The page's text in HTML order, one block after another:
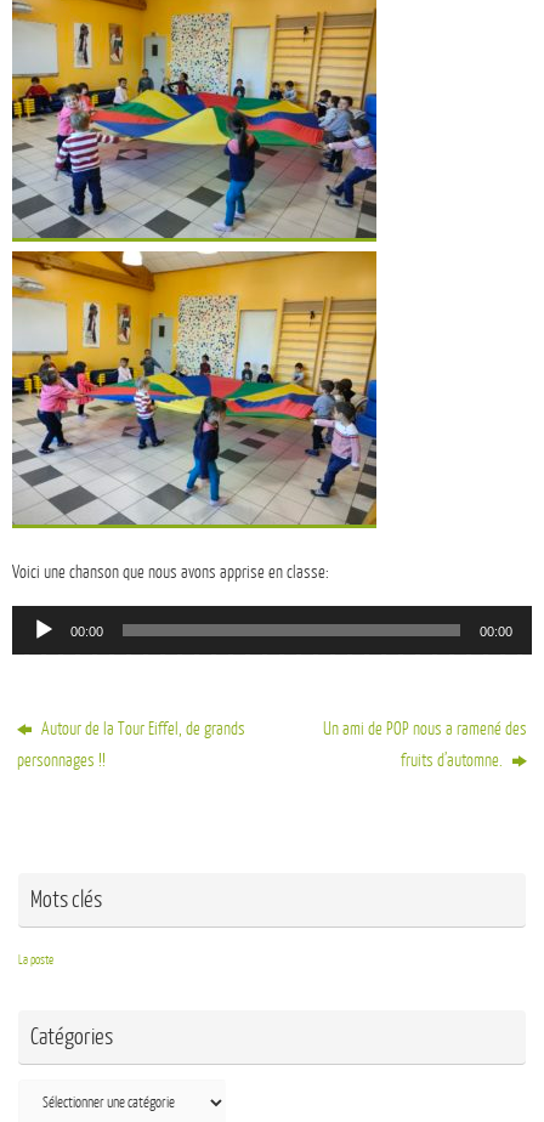
Voici une chanson que nous avons apprise en classe:
Lecteur
audio
00:00 00:00
Autour de la Tour Eiffel, de grands
personnages !!
Un ami de POP nous a ramené des
fruits d’automne.
Mots clés
La poste
Catégories